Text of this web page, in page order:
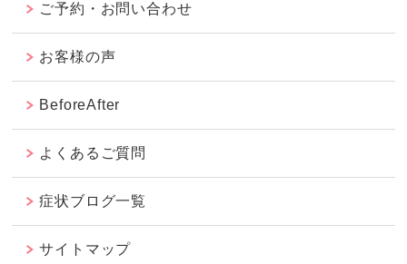
ご予約・お問い合わせ
お客様の声
BeforeAfter
よくあるご質問
症状ブログ一覧
サイトマップ